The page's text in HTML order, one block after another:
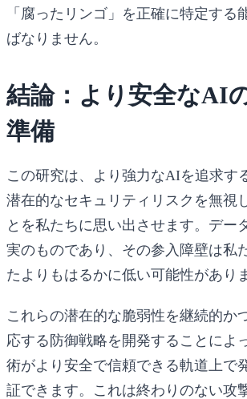
「腐ったリンゴ」を正確に特定する
ばなりません。
結論：より安全なAI
準備
この研究は、より強力なAIを追求す
潜在的なセキュリティリスクを無視
とを私たちに思い出させます。デー
実のものであり、その参入障壁は私
たよりもはるかに低い可能性があり
これらの潜在的な脆弱性を継続的か
応する防御戦略を開発することによ
術がより安全で信頼できる軌道上で
証できます。これは終わりのない攻